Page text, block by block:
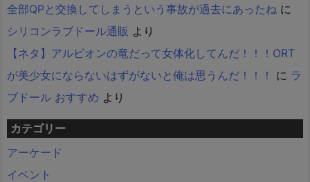
全部QPと交換してしまうという事故が過去にあったね に
シリコンラブドール通販 より
【ネタ】アルビオンの竜だって女体化してんだ！！！ORT
が美少女にならないはずがないと俺は思うんだ！！！
に ラ
ブドール おすすめ より
カテゴリー
アーケード
イベント